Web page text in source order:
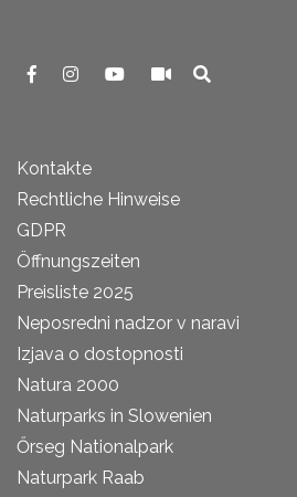
Kontakte
Rechtliche Hinweise
GDPR
Öffnungszeiten
Preisliste 2025
Neposredni nadzor v naravi
Izjava o dostopnosti
Natura 2000
Naturparks in Slowenien
Őrseg Nationalpark
Naturpark Raab